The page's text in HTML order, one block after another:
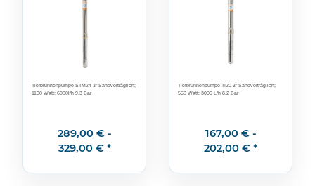
Tiefbrunnenpumpe STM24 3" Sandverträglich;
1100 Watt; 6000l/h 9,3 Bar
289,00 € -
329,00 € *
Tiefbrunnenpumpe TI20 3" Sandverträglich;
550 Watt; 3000 L/h 8,2 Bar
167,00 € -
202,00 € *